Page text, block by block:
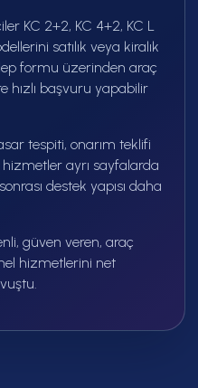
KC 2+2, KC 4+2, KC L
satılık veya kiralık
formu üzerinden araç
hızlı başvuru yapabilir
tespiti, onarım teklifi
ayrı sayfalarda
destek yapısı daha
güven veren, araç
hizmetlerini net